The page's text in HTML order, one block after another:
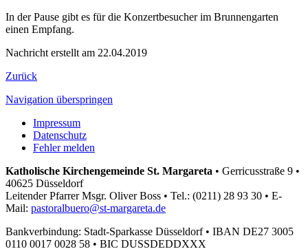
In der Pause gibt es für die Konzertbesucher im Brunnengarten
einen Empfang.
Nachricht erstellt am 22.04.2019
Zurück
Navigation überspringen
Impressum
Datenschutz
Fehler melden
Katholische Kirchengemeinde St. Margareta • Gerricusstraße 9 •
40625 Düsseldorf
Leitender Pfarrer Msgr. Oliver Boss • Tel.: (0211) 28 93 30 • E-
Mail: pastoralbuero@st-margareta.de
Bankverbindung: Stadt-Sparkasse Düsseldorf • IBAN DE27 3005
0110 0017 0028 58 • BIC DUSSDEDDXXX